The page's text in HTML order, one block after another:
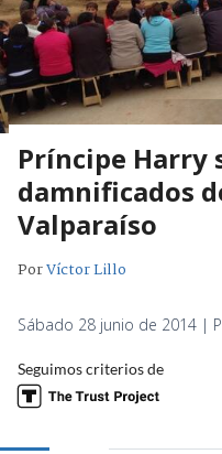
Príncipe Harry
damnificados
Valparaíso
PorVíctor Lillo
Sábado 28 junio de 2014 |
Seguimos criterios de